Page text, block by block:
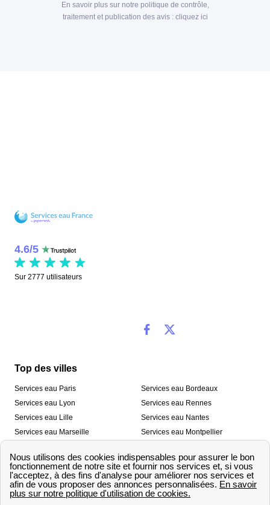
En savoir plus sur notre politique de contrôle,
traitement et publication des avis : cliquez ici
4.6/5
Sur 2777 utilisateurs
Top des villes
Services eau Paris
Services eau Lyon
Services eau Lille
Services eau Marseille
Services eau Toulon
Services eau Bordeaux
Services eau Rennes
Services eau Nantes
Services eau Montpellier
Services eau Strasbourg
Nos outils